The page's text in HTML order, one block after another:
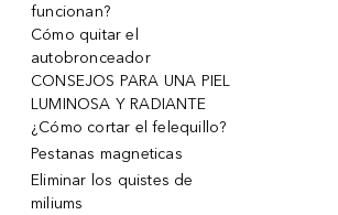
funcionan?
Cómo quitar el
autobronceador
CONSEJOS PARA UNA PIEL
LUMINOSA Y RADIANTE
¿Cómo cortar el felequillo?
Pestanas magneticas
Eliminar los quistes de
miliums